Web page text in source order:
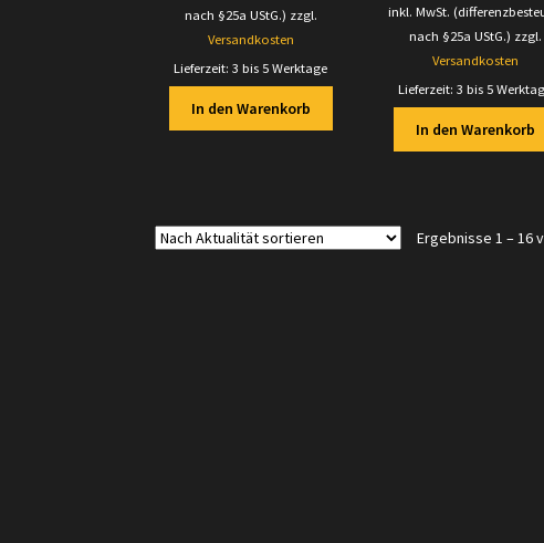
nach §25a UStG.) zzgl.
Versandkosten
Lieferzeit:3 bis 5 Werktage
In den Warenkorb
inkl. MwSt.
nach §25a UStG.) zzgl.
Versandkosten
Lieferzeit:3 bis 5
In den Warenkorb
Ergebnisse 1 – 16